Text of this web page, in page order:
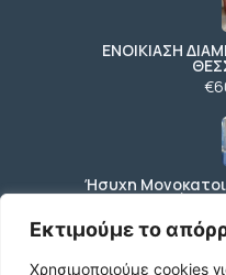
Εκτιμούμε το
Χρησιμοποιούμε cookies
ΕΝΟΙΚΙΑΣΗ
Ήσυχη
Κοντά σε